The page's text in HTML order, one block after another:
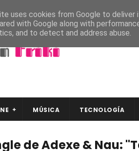
MÚSICA TECNOLOGÍA
de Adexe & Nau:
uses cookies from Google to deliver
with Google along with
and to detect and address abuse.